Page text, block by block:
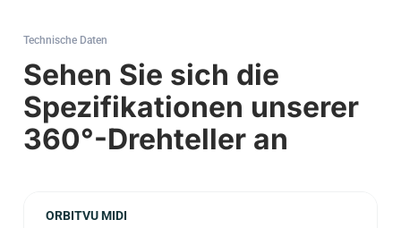
Technische Daten
Sehen Sie sich die
Spezifikationen unserer
360°-Drehteller an
ORBITVU MIDI